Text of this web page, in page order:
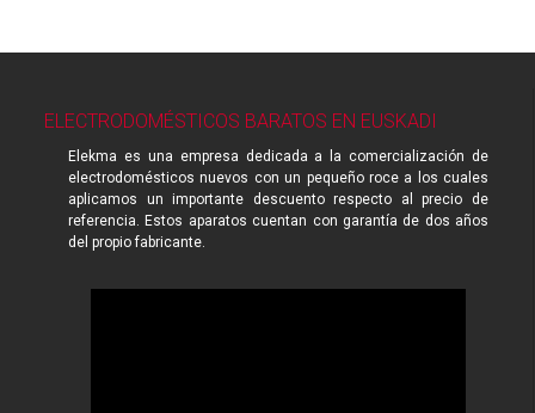
ELECTRODOMÉSTICOS BARATOS EN EUSKADI
Elekma es una empresa dedicada a la comercialización de
electrodomésticos nuevos con un pequeño roce a los cuales
aplicamos un importante descuento respecto al precio de
referencia. Estos aparatos cuentan con garantía de dos años
del propio fabricante.